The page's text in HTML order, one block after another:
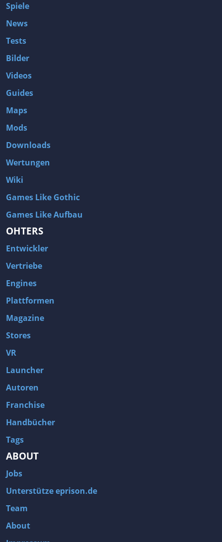
Spiele
News
Tests
Bilder
Videos
Guides
Maps
Mods
Downloads
Wertungen
Wiki
Games Like Gothic
Games Like Aufbau
OHTERS
Entwickler
Vertriebe
Engines
Plattformen
Magazine
Stores
VR
Launcher
Autoren
Franchise
Handbücher
Tags
ABOUT
Jobs
Unterstütze eprison.de
Team
About